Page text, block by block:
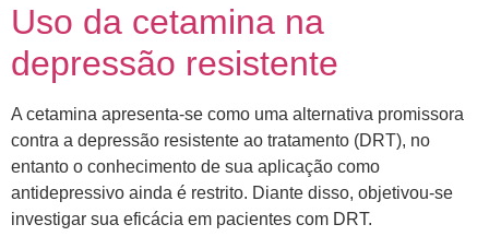
Uso da cetamina na
depressão resistente
A cetamina apresenta-se como uma alternativa promissora
contra a depressão resistente ao tratamento (DRT), no
entanto o conhecimento de sua aplicação como
antidepressivo ainda é restrito. Diante disso, objetivou-se
investigar sua eficácia em pacientes com DRT.